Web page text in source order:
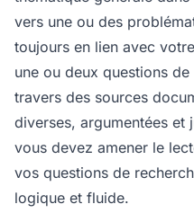
vers une ou des
toujours en lien avec
une ou deux questions
travers des sources
diverses, argumentées
vous devez amener le
vos questions de
logique et fluide.